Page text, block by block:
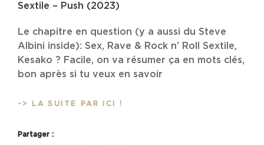
Sextile – Push (2023)
Le chapitre en question (y a aussi du Steve
Albini inside): Sex, Rave & Rock n’ Roll Sextile,
Kesako ? Facile, on va résumer ça en mots clés,
bon après si tu veux en savoir
-> LA SUITE PAR ICI !
Partager :